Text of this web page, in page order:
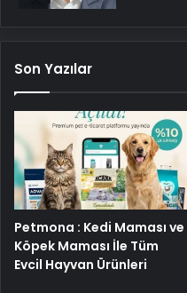
Son Yazılar
Petmona : Kedi Maması ve
Köpek Maması İle Tüm
Evcil Hayvan Ürünleri